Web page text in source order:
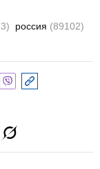
россия (89102)